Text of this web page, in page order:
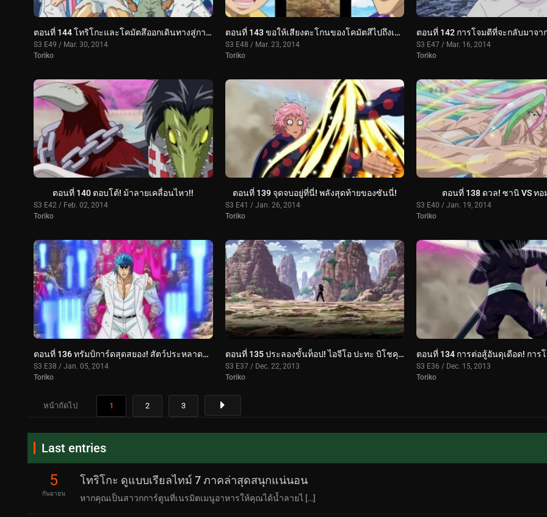
ตอนที่ 144 โทริโกะและโคมัตสึออกเดินทางสู่การเดินทางครั้งใหม่!!
S3 E49 / Mar. 30, 2014
Toriko
ตอนที่ 143 ขอให้เสียงตะโกนของโคมัตสึไปถึงเขา! โทริโกะ ตื่นแล้ว!!
S3 E48 / Mar. 23, 2014
Toriko
S3 E47 / Mar. 16, 2014
Toriko
ตอนที่ 140 ตอบโต้! ม้าลายเคลื่อนไหว!!
S3 E42 / Feb. 02, 2014
Toriko
ตอนที่ 139 จุดจบอยู่ที่นี่! พลังสุดท้ายของซันนี่!
S3 E41 / Jan. 26, 2014
Toriko
ตอนที่ 138 ดวล! ซานิ VS ทอ
S3 E40 / Jan. 19, 2014
Toriko
ตอนที่ 136 ทรัมป์การ์ดสุดสยอง! สัตว์ประหลาดแห่งโลกกูร์เมต์ 'ไนโตร'
S3 E38 / Jan. 05, 2014
Toriko
ตอนที่ 135 ประลองขั้นท็อป! ไอจีโอ ปะทะ บิโชคุไค
S3 E37 / Dec. 22, 2013
Toriko
S3 E36 / Dec. 15, 2013
Toriko
หน้าถัดไป 1 2 3
Last entries
5
กันยายน
โทริโกะ ดูแบบเรียลไทม์ 7 ภาคล่าสุดสนุกแน่นอน
หากคุณเป็นสาวกการ์ตูนที่เนรมิตเมนูอาหารให้คุณได้น้ำลายไ […]